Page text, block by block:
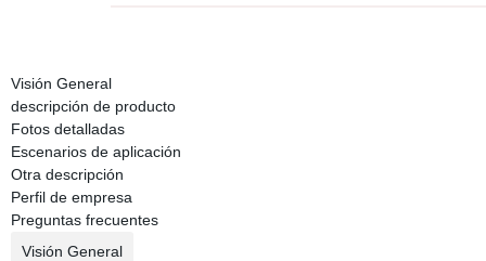
Visión General
descripción de producto
Fotos detalladas
Escenarios de aplicación
Otra descripción
Perfil de empresa
Preguntas frecuentes
Visión General